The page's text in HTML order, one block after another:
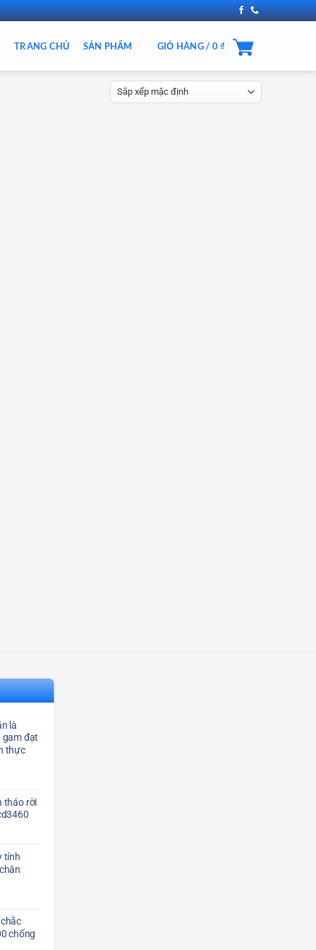
TRANG CHỦ SẢN PHẨM GIỎ HÀNG / 0₫
là
gam đạt
thực
tháo rời
tính
chống